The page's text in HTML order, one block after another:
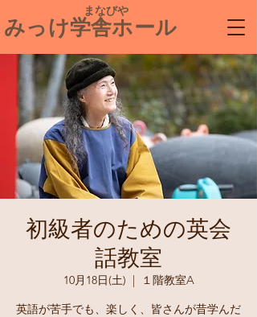
​ まなびや
みっけ学舎ホール
初級者のための英会
話教室
10月18日(土)
  |
１階教室A
英語が苦手でも、楽しく、皆さんが昔学んだ